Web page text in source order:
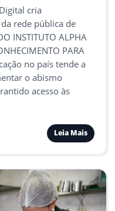
cria
rede pública de
INSTITUTO ALPHA
PARA
no país tende a
o abismo
acesso às
Leia Mais